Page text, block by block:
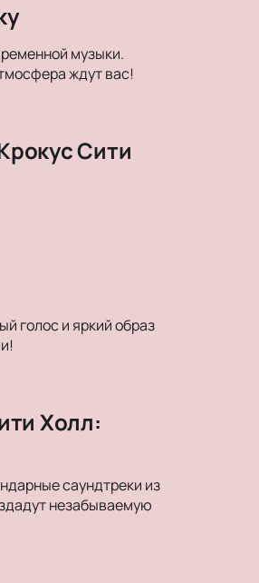
музыки.
ждут вас!
Сити
голос и яркий образ
Холл:
саундтреки из
незабываемую